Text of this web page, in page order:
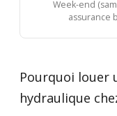
Week-end
assurance
Pourquoi louer
hydraulique